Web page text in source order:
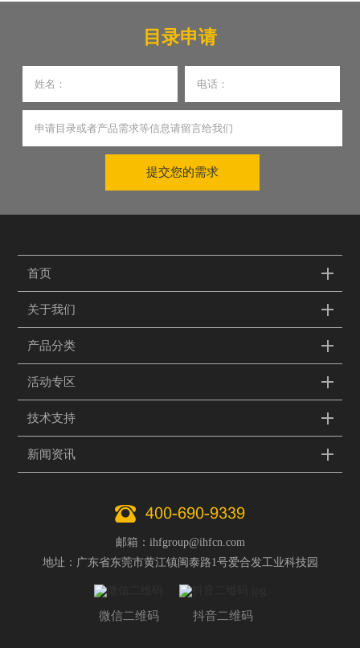
目录申请
提交您的需求
首页
关于我们
产品分类
活动专区
技术支持
新闻资讯
400-690-9339
邮箱：ihfgroup@ihfcn.com
地址：广东省东莞市黄江镇闽泰路1号爱合发工业科技园
微信二维码 抖音二维码